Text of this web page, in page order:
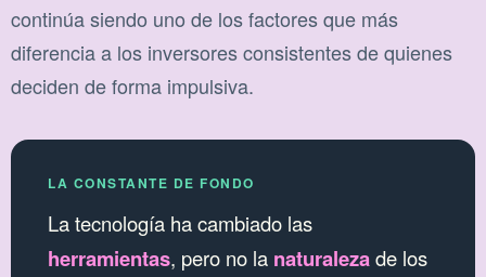
continúa siendo uno de los factores que más
diferencia a los inversores consistentes de quienes
deciden de forma impulsiva.
LA CONSTANTE DE FONDO
La tecnología ha cambiado las
herramientas, pero no la naturalezade los